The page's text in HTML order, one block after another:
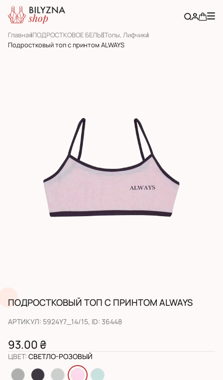
ГлавнаяПОДРОСТКОВОЕ БЕЛЬЕТопы, Лифчики
Подростковый топ с принтом ALWAYS
ПОДРОСТКОВЫЙ ТОП С ПРИНТОМ ALWAYS
АРТИКУЛ: 5924Y7_14/15, ID: 36448
93.00 ₴
ЦВЕТ: СВЕТЛО-РОЗОВЫЙ